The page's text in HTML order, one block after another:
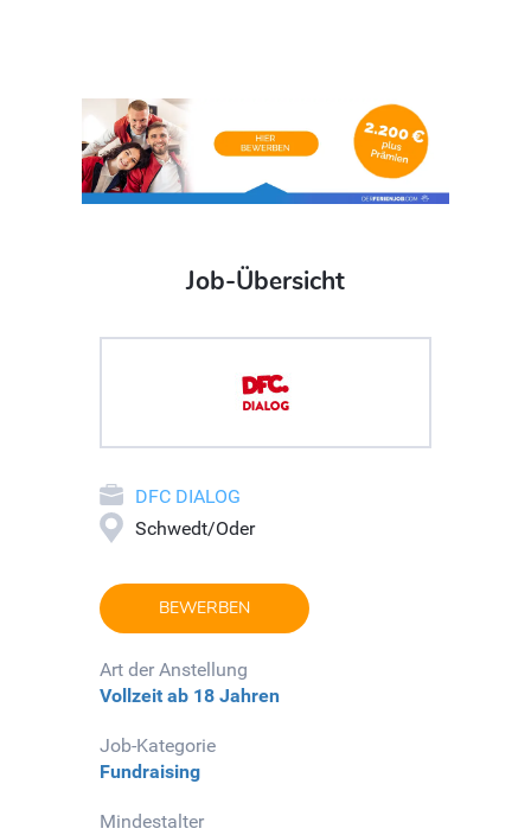
Job-Übersicht
DFC DIALOG
Schwedt/Oder
BEWERBEN
Art der Anstellung
Vollzeit ab 18 Jahren
Job-Kategorie
Fundraising
Mindestalter